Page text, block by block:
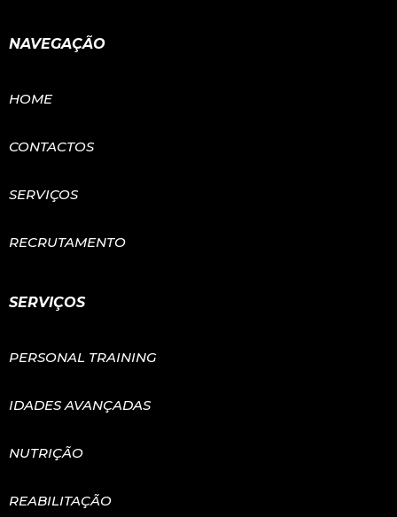
NAVEGAÇÃO
HOME
CONTACTOS
SERVIÇOS
RECRUTAMENTO
SERVIÇOS
PERSONAL TRAINING
IDADES AVANÇADAS
NUTRIÇÃO
REABILITAÇÃO